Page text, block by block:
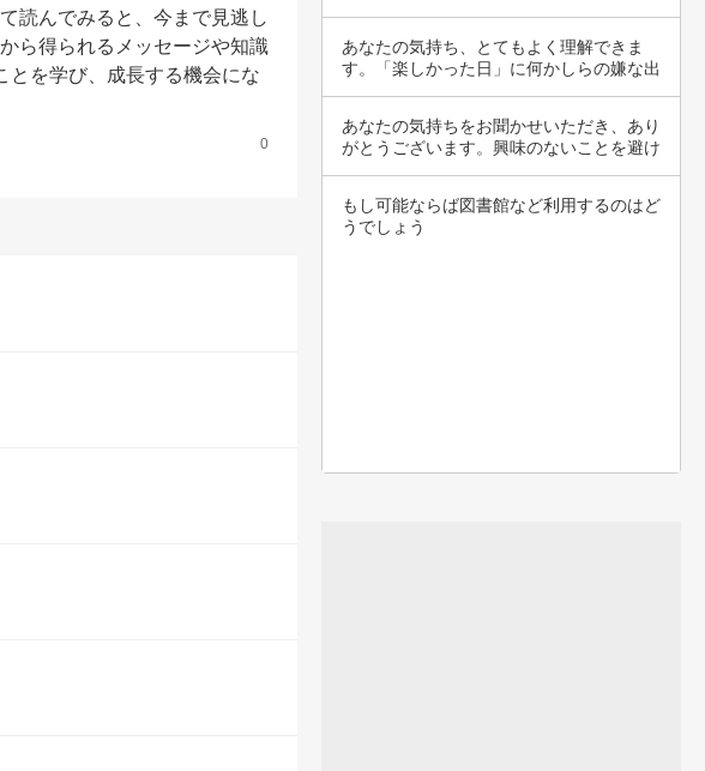
読んでみると、今まで見逃し
ら得られるメッセージや知識
とを学び、成長する機会にな
0
あなたの気持ち、とてもよく理解できま
す。「楽しかった日」に何かしらの嫌な出
あなたの気持ちをお聞かせいただき、あり
がとうございます。興味のないことを避け
もし可能ならば図書館など利用するのはど
うでしょう